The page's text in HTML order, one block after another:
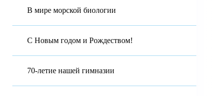
В мире морской биологии
С Новым годом и Рождеством!
70-летие нашей гимназии